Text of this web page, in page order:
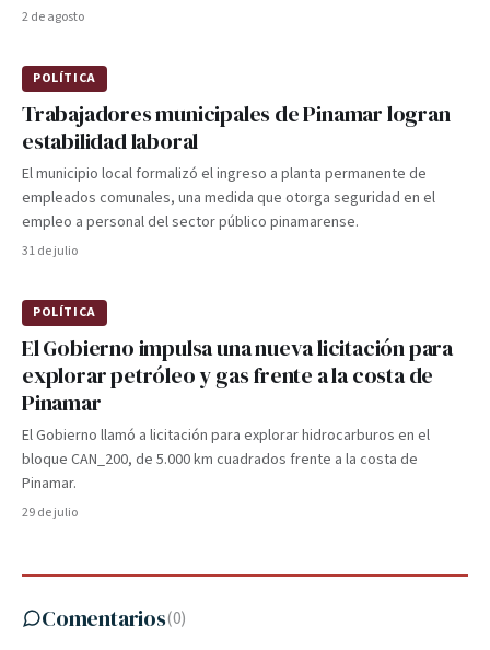
2 de agosto
POLÍTICA
Trabajadores municipales de Pinamar logran
estabilidad laboral
El municipio local formalizó el ingreso a planta permanente de
empleados comunales, una medida que otorga seguridad en el
empleo a personal del sector público pinamarense.
31 de julio
POLÍTICA
El Gobierno impulsa una nueva licitación para
explorar petróleo y gas frente a la costa de
Pinamar
El Gobierno llamó a licitación para explorar hidrocarburos en el
bloque CAN_200, de 5.000 km cuadrados frente a la costa de
Pinamar.
29 de julio
Comentarios(0)